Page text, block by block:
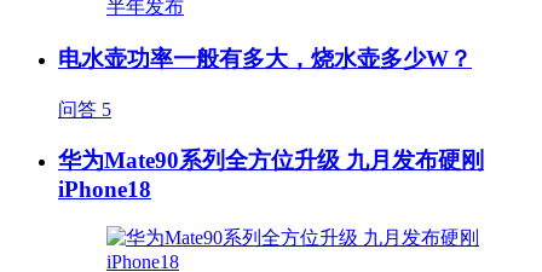
电水壶功率一般有多大，烧水壶多少W？
问答 5
华为Mate90系列全方位升级 九月发布硬刚
iPhone18